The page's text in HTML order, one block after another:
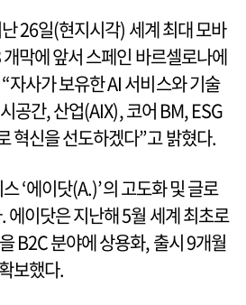
26일(현지시각) 세계 최대 모바
막에 앞서 스페인 바르셀로나에
자사가 보유한 AI 서비스와 기술
공간, 산업(AIX), 코어 BM, ESG
혁신을 선도하겠다”고 밝혔다.
‘에이닷(A.)’의 고도화 및 글로
에이닷은 지난해 5월 세계 최초로
B2C 분야에 상용화, 출시 9개월
보했다.